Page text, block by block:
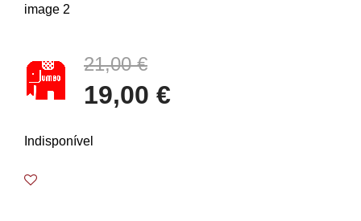
21,00 €
19,00 €
Indisponível